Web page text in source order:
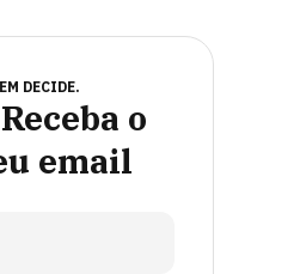
DECIDE.
o
email